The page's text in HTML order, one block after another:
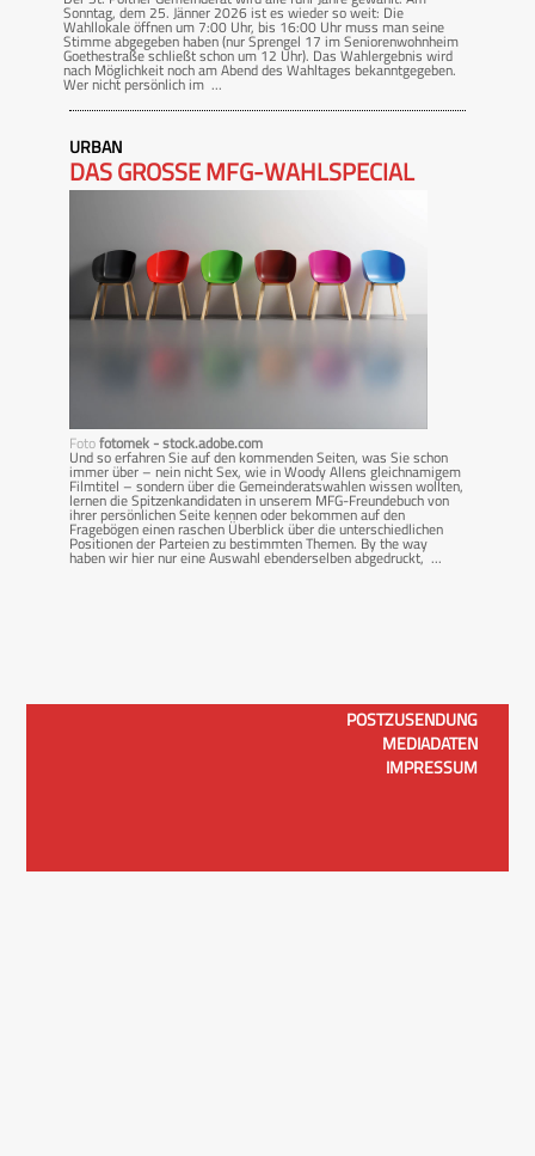
Sonntag, dem 25. Jänner 2026 ist es wieder so weit: Die
Wahllokale öffnen um 7:00 Uhr, bis 16:00 Uhr muss man seine
Stimme abgegeben haben (nur Sprengel 17 im Seniorenwohnheim
Goethestraße schließt schon um 12 Uhr). Das Wahlergebnis wird
nach Möglichkeit noch am Abend des Wahltages bekanntgegeben.
Wer nicht persönlich im ...
URBAN
DAS GROSSE MFG-WAHLSPECIAL
Fotofotomek - stock.adobe.com
Und so erfahren Sie auf den kommenden Seiten, was Sie schon
immer über – nein nicht Sex, wie in Woody Allens gleichnamigem
Filmtitel – sondern über die Gemeinderatswahlen wissen wollten,
lernen die Spitzenkandidaten in unserem MFG-Freundebuch von
ihrer persönlichen Seite kennen oder bekommen auf den
Fragebögen einen raschen Überblick über die unterschiedlichen
Positionen der Parteien zu bestimmten Themen. By the way
haben wir hier nur eine Auswahl ebenderselben abgedruckt, ...
POSTZUSENDUNG
MEDIADATEN
IMPRESSUM